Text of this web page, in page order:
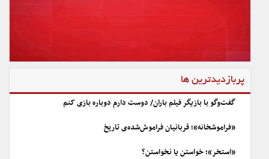
پربازدیدترین ها
گفت‌وگو با بازیگر فیلم باران/ دوست دارم دوباره بازی کنم
«فراموشخانه»؛ قربانیان فراموش‌شده‌ی تاریخ
«استخر»؛ خواستن یا نخواستن؟